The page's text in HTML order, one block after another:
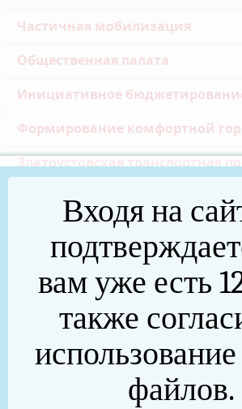
Частичная мобилизация
Общественная палата
Инициативное
Формирование комфортной
Златоустовская транспортная
Реальные дела (архив)
Национальные проекты
75 лет Победы в Великой
(архив)
Новости прокуратуры
Входя на
вам уже есть
также
файлов.